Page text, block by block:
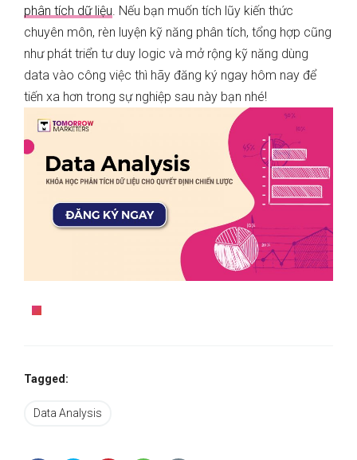
phân tích dữ liệu. Nếu bạn muốn tích lũy kiến thức
chuyên môn, rèn luyện kỹ năng phân tích, tổng hợp cũng
như phát triển tư duy logic và mở rộng kỹ năng dùng
data vào công việc thì hãy đăng ký ngay hôm nay để
tiến xa hơn trong sự nghiệp sau này bạn nhé!
Tagged:
Data Analysis